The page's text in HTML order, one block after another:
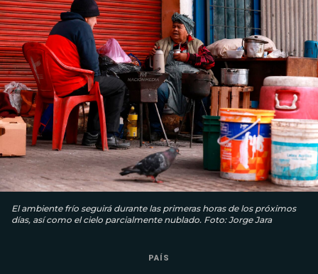
El ambiente frío seguirá durante las primeras horas de los próximos
días, así como el cielo parcialmente nublado. Foto: Jorge Jara
PAÍS